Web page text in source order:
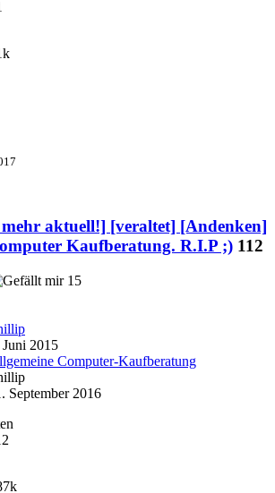
aktuell!] [veraltet] [Andenken]
Kaufberatung. R.I.P ;) 112
15
Juni 2015
Computer-Kaufberatung
September 2016